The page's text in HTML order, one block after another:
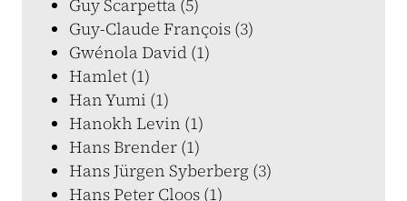
Guy Scarpetta (5)
Guy-Claude François (3)
Gwénola David (1)
Hamlet (1)
Han Yumi (1)
Hanokh Levin (1)
Hans Brender (1)
Hans Jürgen Syberberg (3)
Hans Peter Cloos (1)